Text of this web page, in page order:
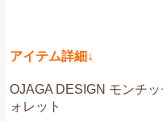
アイテム詳細↓
OJAGA DESIGN モンチ
ォレット